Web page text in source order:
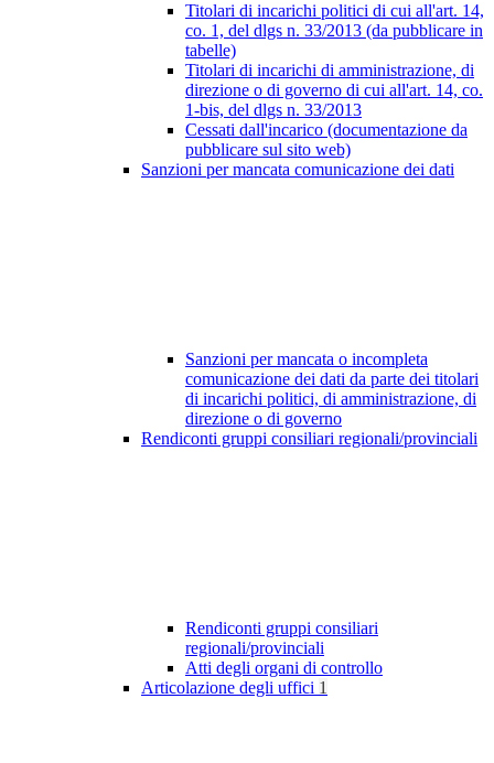
Titolari di incarichi politici di cui all'art. 14,
co. 1, del dlgs n. 33/2013 (da pubblicare in
tabelle)
Titolari di incarichi di amministrazione, di
direzione o di governo di cui all'art. 14, co.
1-bis, del dlgs n. 33/2013
Cessati dall'incarico (documentazione da
pubblicare sul sito web)
Sanzioni per mancata comunicazione dei dati
Sanzioni per mancata o incompleta
comunicazione dei dati da parte dei titolari
di incarichi politici, di amministrazione, di
direzione o di governo
Rendiconti gruppi consiliari regionali/provinciali
Rendiconti gruppi consiliari
regionali/provinciali
Atti degli organi di controllo
Articolazione degli uffici 1